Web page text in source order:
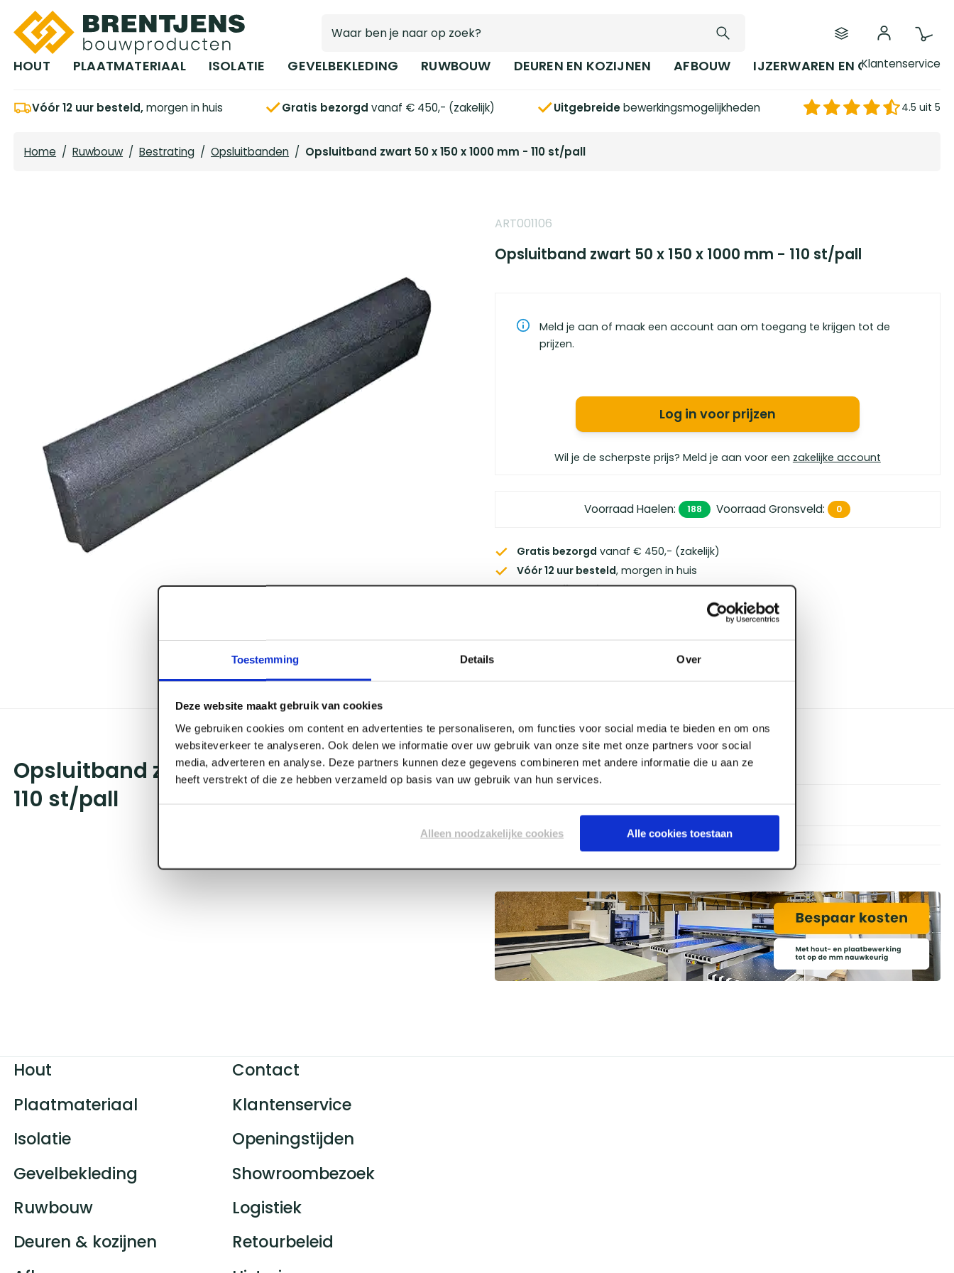
Toestemming Details Over
Deze website maakt gebruik van cookies
We gebruiken cookies om content en advertenties te personaliseren, om functies voor social media te bieden en om ons
websiteverkeer te analyseren. Ook delen we informatie over uw gebruik van onze site met onze partners voor social
media, adverteren en analyse. Deze partners kunnen deze gegevens combineren met andere informatie die u aan ze
heeft verstrekt of die ze hebben verzameld op basis van uw gebruik van hun services.
Alleen noodzakelijke cookies Alle cookies toestaan
Ga naar hoofdinhoud
HOUT PLAATMATERIAAL ISOLATIE GEVELBEKLEDING RUWBOUW DEUREN EN KOZIJNEN AFBOUW IJZERWAREN EN GEREEDSCHAP
Klantenservice
Vóór 12 uur besteld,morgen in huis Gratis bezorgd vanaf € 450,- (zakelijk) Uitgebreidebewerkingsmogelijkheden 4.5 uit 5
Home / Ruwbouw / Bestrating / Opsluitbanden / Opsluitband zwart 50 x 150 x 1000 mm - 110 st/pall
ART001106
Opsluitband zwart 50 x 150 x 1000 mm - 110 st/pall
Meld je aan of maak een account aan om toegang te krijgen tot de
prijzen.
Log in voor prijzen
Wil je de scherpste prijs? Meld je aan voor een zakelijke account
Voorraad Haelen: 188 Voorraad Gronsveld: 0
Gratis bezorgd vanaf € 450,- (zakelijk)
Vóór 12 uur besteld, morgen in huis
Persoonlijk adviesvan bouwspecialisten
Opsluitband zwart 50 x 150 x 1000 mm -
110 st/pall
Specificaties
1.000 mm
Breedte
150 mm
50 mm
Hout
Plaatmateriaal
Isolatie
Gevelbekleding
Ruwbouw
Deuren & kozijnen
Contact
Klantenservice
Openingstijden
Showroombezoek
Logistiek
Retourbeleid